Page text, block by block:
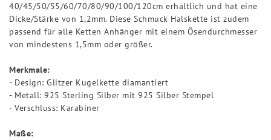
40/45/50/55/60/70/80/90/100/120cm erhältlich und hat eine
Dicke/Stärke von 1,2mm. Diese Schmuck Halskette ist zudem
passend für alle Ketten Anhänger mit einem Ösendurchmesser
von mindestens 1,5mm oder größer.
Merkmale:
- Design: Glitzer Kugelkette diamantiert
- Metall: 925 Sterling Silber mit 925 Silber Stempel
- Verschluss: Karabiner
Maße: